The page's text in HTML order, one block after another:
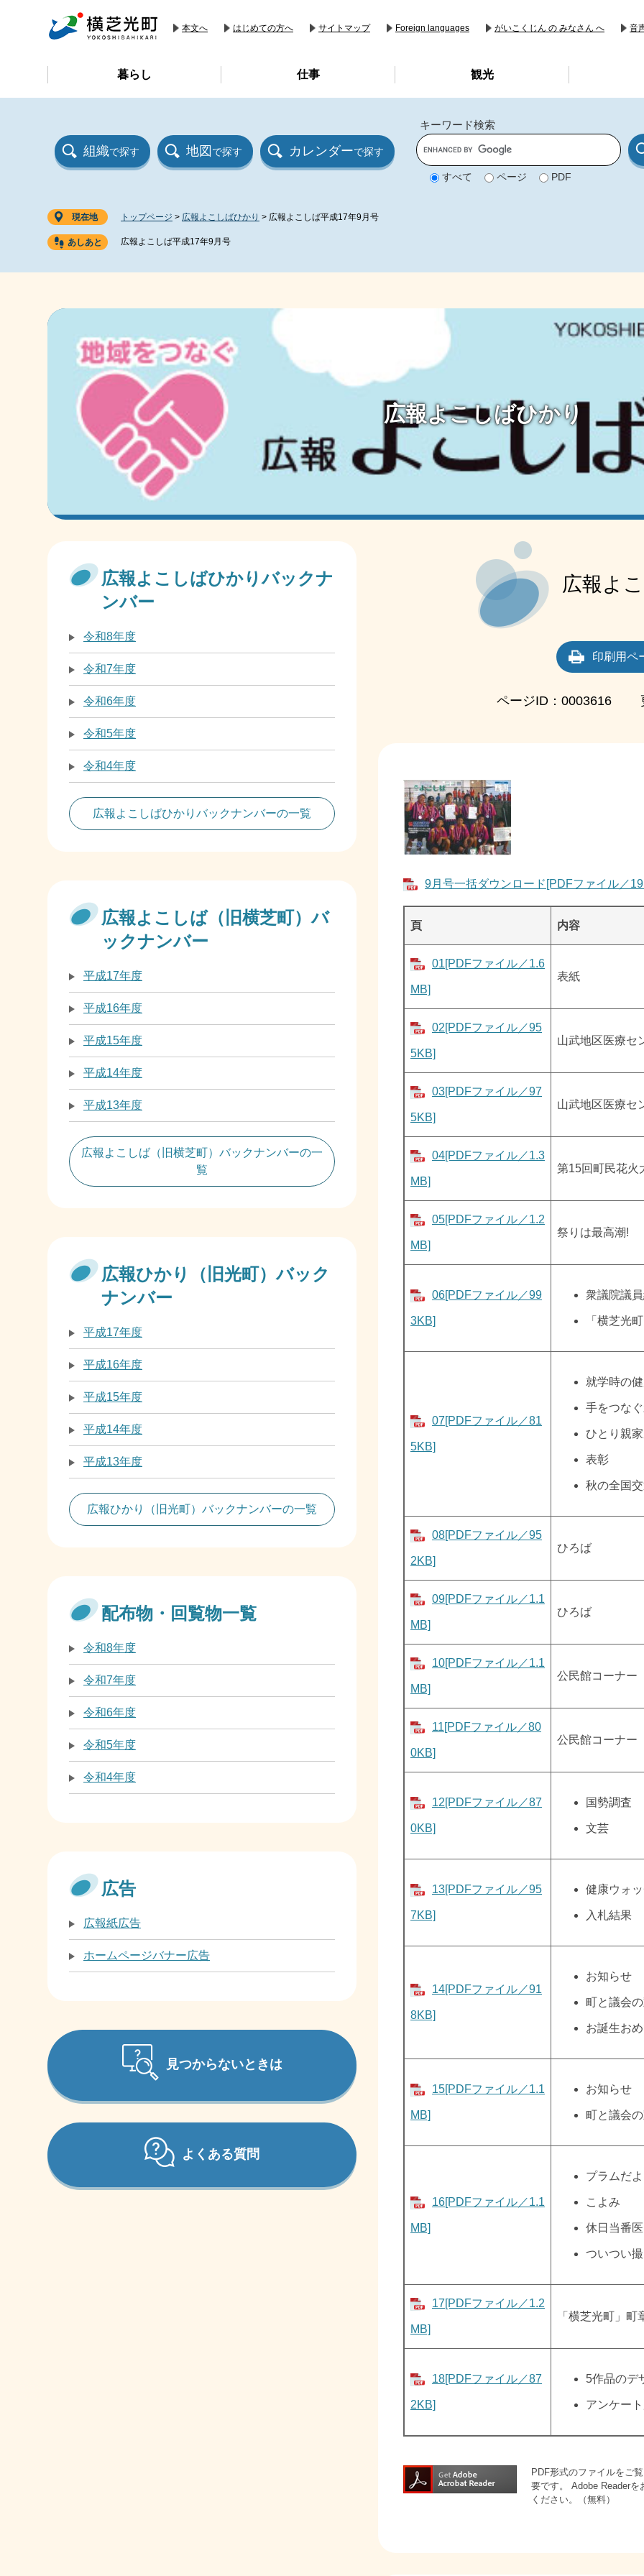
本文へ はじめての方へ サイトマップ Foreign languages がいこくじん の みなさん へ 音
暮らし 仕事 観光
組織で探す 地図 で探す カレンダーで探す
キーワード検索
G
o
o
すべて ページ PDF
現在地 トップページ > 広報よこしばひかり > 広報よこしば平成17年9月号
広報よこしば平成17年9月号
広報よこしばひかり
広報よ
印刷用ペ
ページID：0003616
9月号一括ダウンロード[PDFファイル／
頁 内容
01[PDFファイル／1.6
MB]
表紙
02[PDFファイル／95
5KB]
山武地区医療セ
03[PDFファイル／97
5KB]
山武地区医療セ
04[PDFファイル／1.3
MB]
第15回町民花火
05[PDFファイル／1.2
MB]
祭りは最高潮!
06[PDFファイル／99
3KB]
衆議院議
「横芝光
07[PDFファイル／81
5KB]
就学時の
手をつな
ひとり親
表彰
秋の全国
08[PDFファイル／95
2KB]
ひろば
09[PDFファイル／1.1
MB]
ひろば
10[PDFファイル／1.1
MB]
公民館コーナー
11[PDFファイル／80
0KB]
公民館コーナー
12[PDFファイル／87
0KB]
国勢調査
文芸
13[PDFファイル／95
7KB]
健康ウォ
入札結果
14[PDFファイル／91
8KB]
お知らせ
町と議会
お誕生お
15[PDFファイル／1.1
MB]
お知らせ
町と議会
16[PDFファイル／1.1
MB]
プラムだ
こよみ
休日当番医
ついつい
17[PDFファイル／1.2
MB]
「横芝光町」
18[PDFファイル／87
2KB]
5作品のデ
アンケー
PDF形式のファイルをご
要です。
Adobe Readerを
ください。（無料）
広報よこしばひかりバックナ
ンバー
令和8年度
令和7年度
令和6年度
令和5年度
令和4年度
広報よこしばひかりバックナンバーの一覧
広報よこしば（旧横芝町）バ
ックナンバー
平成17年度
平成16年度
平成15年度
平成14年度
平成13年度
広報よこしば（旧横芝町）バックナンバーの一
覧
広報ひかり（旧光町）バック
ナンバー
平成17年度
平成16年度
平成15年度
平成14年度
平成13年度
広報ひかり（旧光町）バックナンバーの一覧
配布物・回覧物一覧
令和8年度
令和7年度
令和6年度
令和5年度
令和4年度
広告
広報紙広告
ホームページバナー広告
見つからないときは
よくある質問